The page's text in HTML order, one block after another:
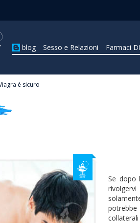
blog Sesso e Relazioni Farmaci
Viagra è sicuro
Se dopo
potrebbe